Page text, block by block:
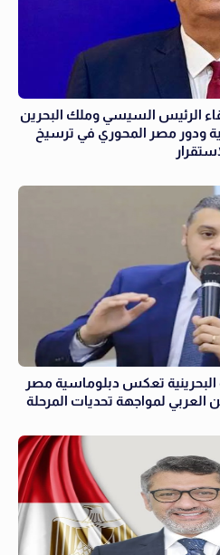
الرئيس السيسي وملك البحرين
ودور مصر المحوري في ترسيخ
تعكس دبلوماسية مصر
العربي لمواجهة تحديات المرحلة